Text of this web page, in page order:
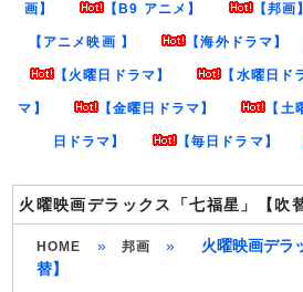
画】 【B9 アニメ】 【邦画】
【アニメ映画 】 【海外ドラマ】
【火曜日ドラマ】 【水曜日ド
マ】 【金曜日ドラマ】 【土
日ドラマ】 【毎日ドラマ】
火曜映画デラックス「七福星」【吹
HOME » 邦画 »
火曜映画デラ
替】